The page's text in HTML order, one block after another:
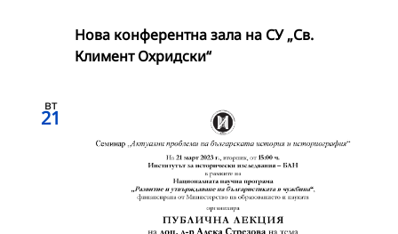
Нова конферентна зала на СУ „Св.
Климент Охридски“
вт
21